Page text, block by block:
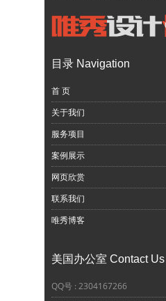
目录 Navigation
首 页
关于我们
服务项目
案例展示
网页欣赏
联系我们
唯秀博客
美国办公室 Contact
QQ号 : 2304167266